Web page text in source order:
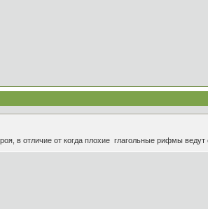
в отличие от когда плохие глагольные рифмы ведут